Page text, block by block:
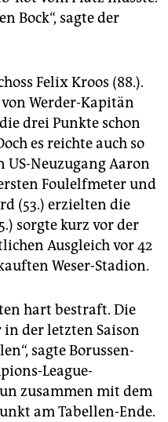
Bock“, sagte der
Felix Kroos (88.).
Werder-Kapitän
drei Punkte schon
es reichte auch so
US-Neuzugang Aaron
Foulelfmeter und
(53.) erzielten die
sorgte kurz vor der
Ausgleich vor 42
Weser-Stadion.
hart bestraft. Die
der letzten Saison
sagte Borussen-
League-
zusammen mit dem
am Tabellen-Ende.